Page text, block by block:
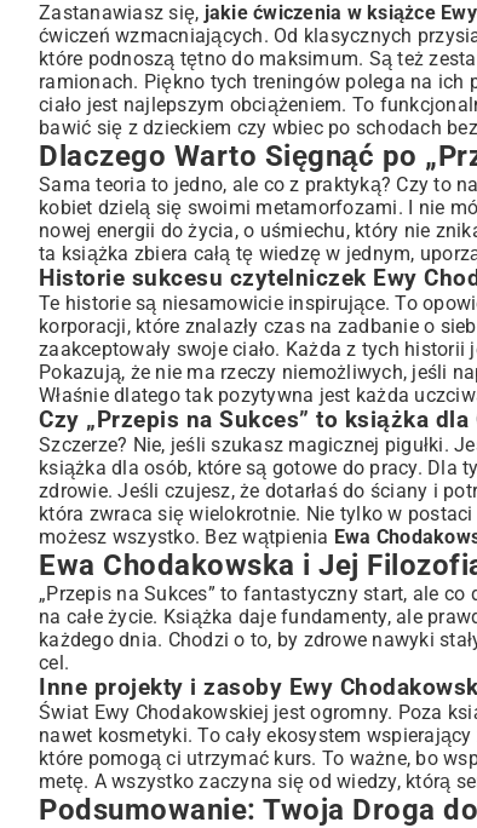
Zastanawiasz się, jakie ćwiczenia w książce
ćwiczeń wzmacniających. Od klasycznych
które podnoszą tętno do maksimum. Są też
ramionach. Piękno tych treningów polega na ich
ciało jest najlepszym obciążeniem. To
bawić się z dzieckiem czy wbiec po schodach
Dlaczego Warto Sięgnąć po
Sama teoria to jedno, ale co z praktyką? Czy to
kobiet dzielą się swoimi metamorfozami. I nie
nowej energii do życia, o uśmiechu, który nie
ta książka zbiera całą tę wiedzę w jednym,
Historie sukcesu czytelniczek Ewy
Te historie są niesamowicie inspirujące. To
korporacji, które znalazły czas na zadbanie o
zaakceptowały swoje ciało. Każda z tych
Pokazują, że nie ma rzeczy niemożliwych, jeśli
Właśnie dlatego tak pozytywna jest każda
Czy „Przepis na Sukces” to książka dla
Szczerze? Nie, jeśli szukasz magicznej pigułki.
książka dla osób, które są gotowe do pracy. Dla
zdrowie. Jeśli czujesz, że dotarłaś do ściany i
która zwraca się wielokrotnie. Nie tylko w
możesz wszystko. Bez wątpienia Ewa
Ewa Chodakowska i Jej
„Przepis na Sukces” to fantastyczny start, ale
na całe życie. Książka daje fundamenty, ale
każdego dnia. Chodzi o to, by zdrowe nawyki
cel.
Inne projekty i zasoby Ewy
Świat Ewy Chodakowskiej jest ogromny. Poza
nawet kosmetyki. To cały ekosystem
które pomogą ci utrzymać kurs. To ważne, bo
metę. A wszystko zaczyna się od wiedzy, którą
Podsumowanie: Twoja Droga